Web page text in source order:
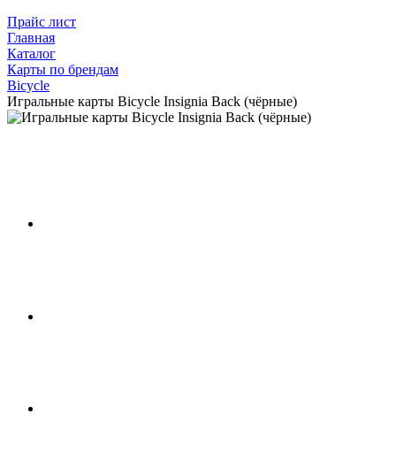
Прайс лист
Главная
Каталог
Карты по брендам
Bicycle
Игральные карты Bicycle Insignia Back (чёрные)